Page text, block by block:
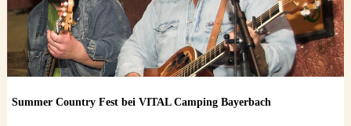
Summer Country Fest bei VITAL Camping Bayerbach